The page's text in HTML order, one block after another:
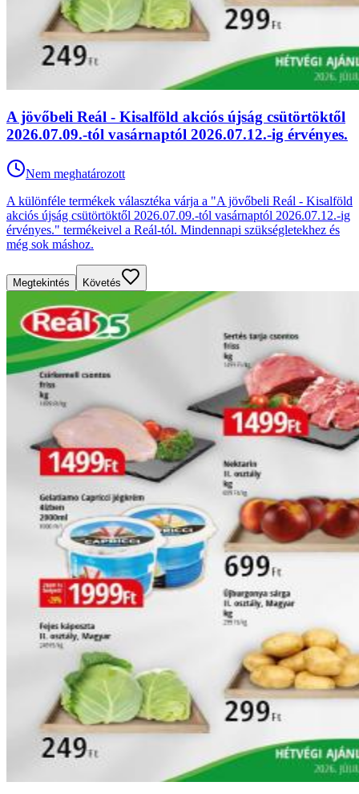
A jövőbeli Reál - Kisalföld akciós újság csütörtöktől
2026.07.09.-tól vasárnaptól 2026.07.12.-ig érvényes.
Nem meghatározott
A különféle termékek választéka várja a "A jövőbeli Reál - Kisalföld
akciós újság csütörtöktől 2026.07.09.-tól vasárnaptól 2026.07.12.-ig
érvényes." termékeivel a Reál-tól. Mindennapi szükségletekhez és
még sok máshoz.
Megtekintés Követés